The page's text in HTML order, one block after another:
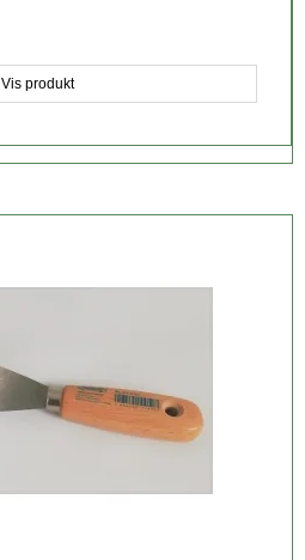
Vis produkt